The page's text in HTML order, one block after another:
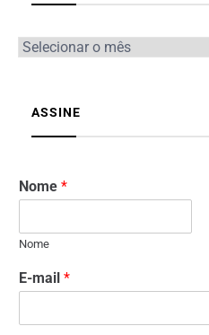
ASSINE
Nome *
Nome
E-mail *